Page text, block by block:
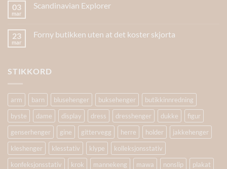
03
mar
Scandinavian Explorer
23
mar
Forny butikken uten at det koster skjorta
STIKKORD
arm barn blusehenger buksehenger
butikkinnredning
byste
dame display dress dresshenger dukke
figur
genserhenger
gine gittervegg herre holder
jakkehenger
kleshenger
klesstativ klype
kolleksjonsstativ
konfeksjonsstativ
krok mannekeng mawa nonslip
plakat